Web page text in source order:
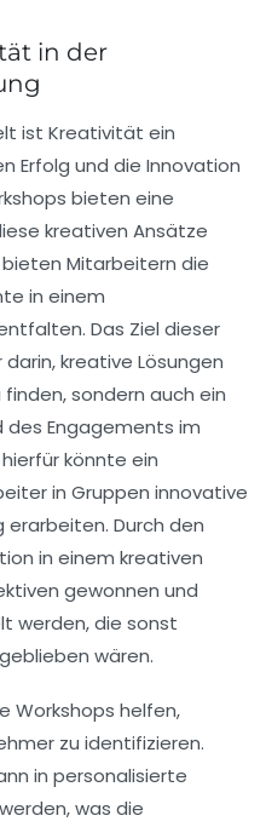
in der
ist Kreativität ein
Erfolg und die Innovation
bieten eine
kreativen Ansätze
Mitarbeitern die
in einem
Das Ziel dieser
kreative Lösungen
sondern auch ein
des Engagements im
könnte ein
in Gruppen innovative
erarbeiten. Durch den
in einem kreativen
gewonnen und
werden, die sonst
wären.
Workshops helfen,
zu identifizieren.
in personalisierte
was die